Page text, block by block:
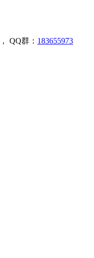
， QQ群： 183655973